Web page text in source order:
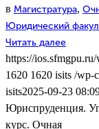
в Магистратура,
Юридический
Читать далее
https://
1620 1620 isits /wp-
isits2025-09-23
Юриспруденция.
курс. Очная